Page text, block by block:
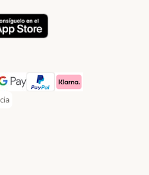
Payment Method
Payment Method
Pay Payment Method
PayPal Payment Method
Klarna Payment Method
Payment Method
Method
Method
Shipping Method